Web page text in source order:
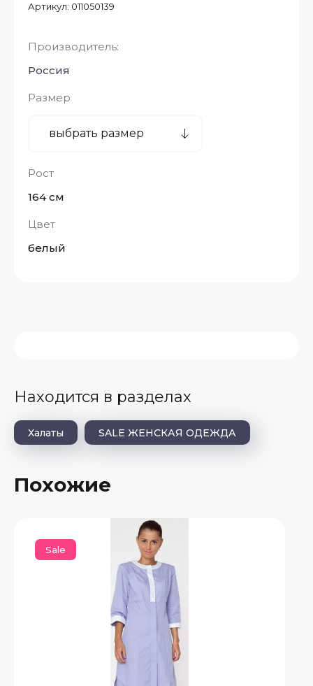
Артикул: 011050139
Производитель:
Россия
Размер
Рост
164 см
Цвет
белый
Находится в разделах
Халаты SALE ЖЕНСКАЯ ОДЕЖДА
Похожие
Sale